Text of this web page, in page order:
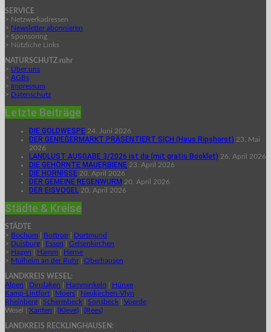
SERVICE
> Netzwerkadressen
> Newsletter abonnieren
> Sponsoring
> Nützliche Links
NATURSCHUTZ.ruhr
> Über uns
> AGBs
> Impressum
> Datenschutz
Letzte Beiträge
DIE GOLDWESPE 24. Juni 2026
DER GENIEßERMARKT PRÄSENTIERT SICH (Haus Ripshorst) 23. Mai
2026
LANDLUST AUSGABE 3/2026 ist da (mit gratis Booklet) 26. April 2026
DIE GEHÖRNTE MAUERBIENE 23. April 2026
DIE HORNISSE 20. April 2026
DER GEMEINE REGENWURM 20. April 2026
DER EISVOGEL 20. April 2026
Städte & Kreise
STÄDTE
> Bochum Bottrop
Dortmund
> Duisburg Essen
Gelsenkirchen
> Hagen Hamm
Herne
> Mülheim an der Ruhr| Oberhausen
LANDKREIS WESEL:
Alpen
Dinslaken Hamminkeln
Hünxe
Kamp-Lintfort
Moers
Neukirchen-Vlyn
Rheinberg
Schermbeck Sonsbeck
Voerde
Wesel | Xanten (Kleve) (Rees)
LANDKREIS RECKLINGHAUSEN: